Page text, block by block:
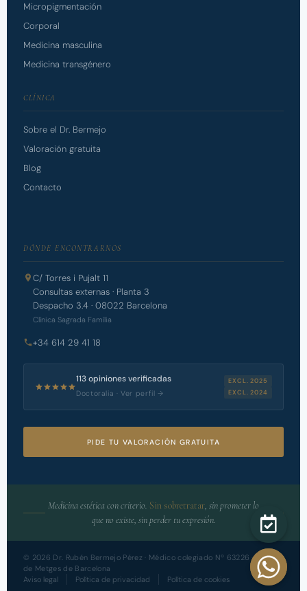
Micropigmentación
Corporal
Medicina masculina
Medicina transgénero
CLÍNICA
Sobre el Dr. Bermejo
Valoración gratuita
Blog
Contacto
DÓNDE ENCONTRARNOS
C/ Torres i Pujalt 11
Consultas externas · Planta 3
Despacho 3.4 · 08022 Barcelona
Clínica Sagrada Família
+34 614 29 41 18
113 opiniones verificadas
Doctoralia · Ver perfil →
EXCL. 2025
EXCL. 2024
PIDE TU VALORACIÓN GRATUITA
Medicina estética con criterio. Sin sobretratar, sin prometer lo
que no existe, sin perder tu expresión.
© 2026 Dr. Rubén Bermejo Pérez · Médico colegiado Nº 63226 · Col·legi
de Metges de Barcelona
Aviso legal
Política de privacidad Política de cookies